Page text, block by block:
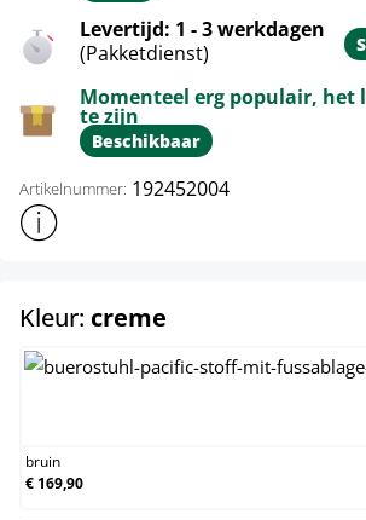
Levertijd: 1 - 3 werkdagen
(Pakketdienst)
Momenteel erg populair, het
te zijn
Beschikbaar
Artikelnummer: 192452004
Toon meer productinformatie
Kleur: creme
bruin
€ 169,90